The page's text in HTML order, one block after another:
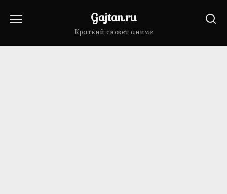
Gajtan.ru
Краткий сюжет аниме